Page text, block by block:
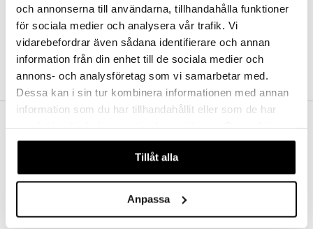
och annonserna till användarna, tillhandahålla funktioner
för sociala medier och analysera vår trafik. Vi
vidarebefordrar även sådana identifierare och annan
information från din enhet till de sociala medier och
annons- och analysföretag som vi samarbetar med.
Dessa kan i sin tur kombinera informationen med annan
information som du har tillhandahållit eller som de har
våra cookies vid fortsatt användande av vår webbplats.
Tillåt alla
Anpassa
Toivelistat
LUO ASIAKAS
Aina maksuton vaihtoehto, huolimatta siitä ostatko yksittäisen
tuotteen tai koko tilauksellesi joka ylittää 50 €.
NOPEAT TOIMITUKSET
Ennen kello 13.00 tehdyt tilaukset lähetetään normaalisti samana